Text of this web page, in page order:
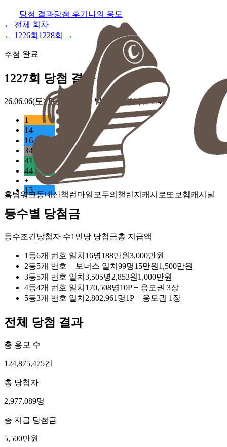
홈팀워크동네산책 런마일 모두의챌린지 캐시로또 보험캐시딜
당첨 결과당첨 후기 나의 응모
← 전체 회차
← 1226회 1228회 →
추첨 완료
1227회 당첨 결과
26.06.06(토)토요일 22:00 발표 · 동행복권 6/45
1
14
16
34
41
44
+
13
등수별 당첨금
등수조건 당첨자 수1인당 당첨금총 지급액
1 등6개 번호 일치 16명188만원3,000만원
2등5개 번호 + 보너스 일치 99명15만원 1,500만원
3등5개 번호 일치 3,505명2,853원 1,000만원
4등4개 번호 일치 170,508명10P+ 응모권 3장
5등3개 번호 일치 2,802,961 명1P+ 응모권 1장
전체 당첨 결과
총 응모 수
124,875,475건
총 당첨자
2,977,089명
총 지급 당첨금
5,500만원